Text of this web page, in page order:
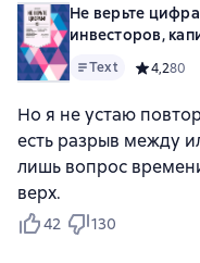
Не верьте
инвесторов,
Text Средний
4,280
Но я не устаю
есть разрыв между
лишь вопрос
верх.
42 130